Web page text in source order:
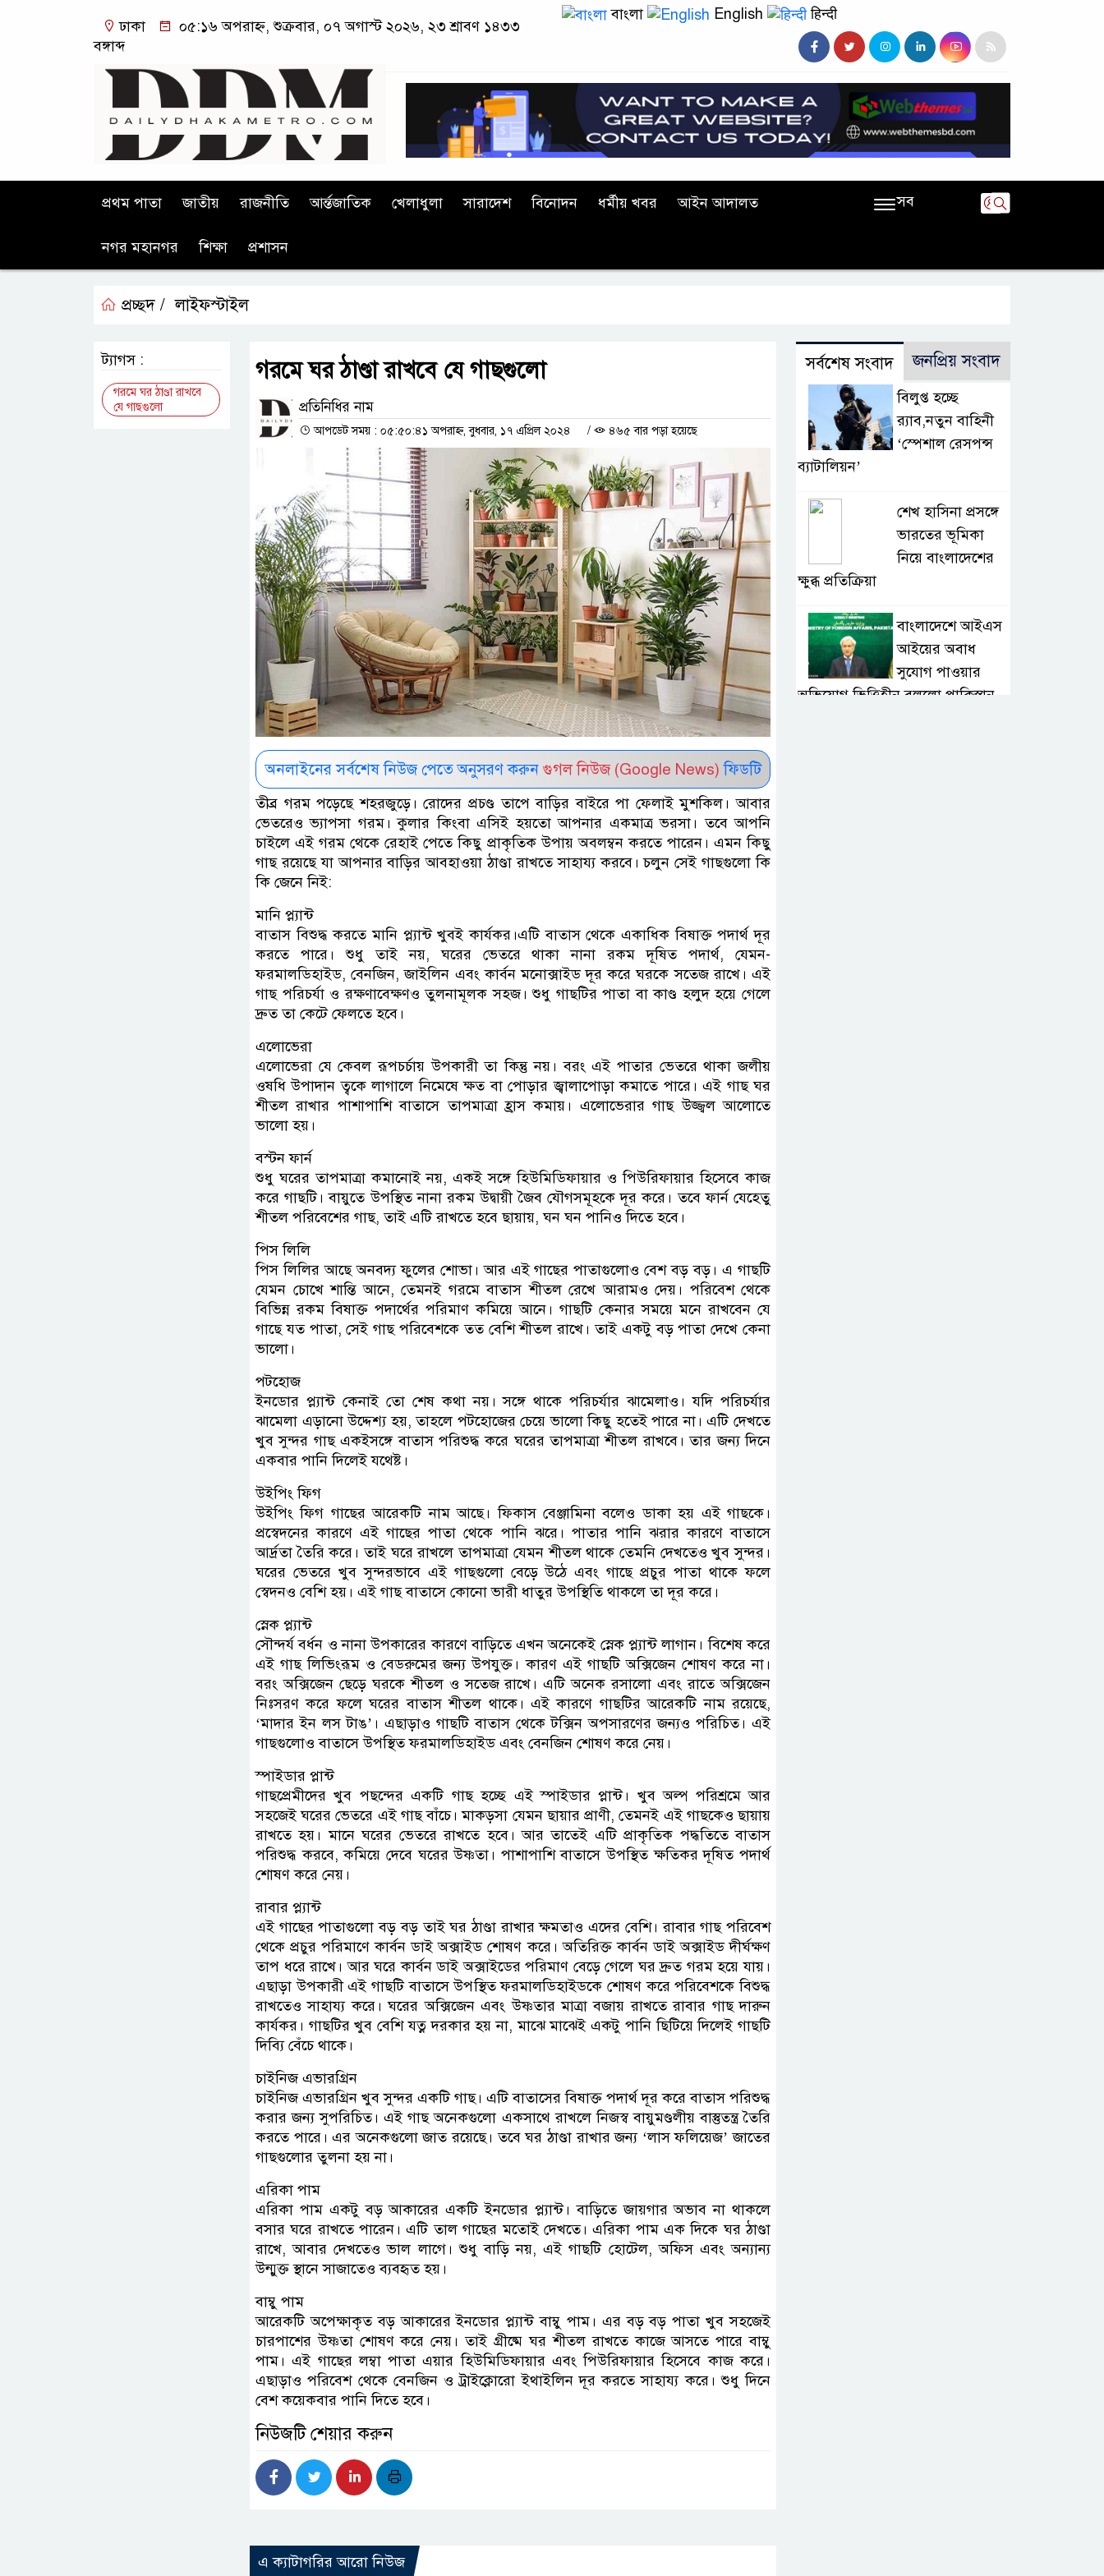
ঢাকা
০৫:১৬ অপরাহ্ন, শুক্রবার, ০৭ অগাস্ট ২০২৬, ২৩ শ্রাবণ ১৪৩৩
বঙ্গাব্দ
বাংলা English हिन्दी
প্রথম পাতা জাতীয় রাজনীতি আর্ন্তজাতিক খেলাধুলা সারাদেশ বিনোদন ধর্মীয় খবর আইন আদালত
নগর মহানগর শিক্ষা প্রশাসন
সব
প্রচ্ছদ / লাইফস্টাইল
গরমে ঘর ঠাণ্ডা রাখবে যে গাছগুলো
প্রতিনিধির নাম
আপডেট সময় : ০৫:৫০:৪১ অপরাহ্ন, বুধবার, ১৭ এপ্রিল ২০২৪ / ৪৬৫ বার পড়া হয়েছে
অনলাইনের সর্বশেষ নিউজ পেতে অনুসরণ করুন গুগল নিউজ (Google News) ফিডটি
তীব্র গরম পড়েছে শহরজুড়ে। রোদের প্রচণ্ড তাপে বাড়ির বাইরে পা ফেলাই মুশকিল। আবার
ভেতরেও ভ্যাপসা গরম। কুলার কিংবা এসিই হয়তো আপনার একমাত্র ভরসা। তবে আপনি
চাইলে এই গরম থেকে রেহাই পেতে কিছু প্রাকৃতিক উপায় অবলম্বন করতে পারেন। এমন কিছু
গাছ রয়েছে যা আপনার বাড়ির আবহাওয়া ঠাণ্ডা রাখতে সাহায্য করবে। চলুন সেই গাছগুলো কি
কি জেনে নিই:
মানি প্ল্যান্ট
বাতাস বিশুদ্ধ করতে মানি প্ল্যান্ট খুবই কার্যকর।এটি বাতাস থেকে একাধিক বিষাক্ত পদার্থ দূর
করতে পারে। শুধু তাই নয়, ঘরের ভেতরে থাকা নানা রকম দূষিত পদার্থ, যেমন-
ফরমালডিহাইড, বেনজিন, জাইলিন এবং কার্বন মনোক্সাইড দূর করে ঘরকে সতেজ রাখে। এই
গাছ পরিচর্যা ও রক্ষণাবেক্ষণও তুলনামূলক সহজ। শুধু গাছটির পাতা বা কাণ্ড হলুদ হয়ে গেলে
দ্রুত তা কেটে ফেলতে হবে।
এলোভেরা
এলোভেরা যে কেবল রূপচর্চায় উপকারী তা কিন্তু নয়। বরং এই পাতার ভেতরে থাকা জলীয়
ওষধি উপাদান ত্বকে লাগালে নিমেষে ক্ষত বা পোড়ার জ্বালাপোড়া কমাতে পারে। এই গাছ ঘর
শীতল রাখার পাশাপাশি বাতাসে তাপমাত্রা হ্রাস কমায়। এলোভেরার গাছ উজ্জ্বল আলোতে
ভালো হয়।
বস্টন ফার্ন
শুধু ঘরের তাপমাত্রা কমানোই নয়, একই সঙ্গে হিউমিডিফায়ার ও পিউরিফায়ার হিসেবে কাজ
করে গাছটি। বায়ুতে উপস্থিত নানা রকম উদ্বায়ী জৈব যৌগসমূহকে দূর করে। তবে ফার্ন যেহেতু
শীতল পরিবেশের গাছ, তাই এটি রাখতে হবে ছায়ায়, ঘন ঘন পানিও দিতে হবে।
পিস লিলি
পিস লিলির আছে অনবদ্য ফুলের শোভা। আর এই গাছের পাতাগুলোও বেশ বড় বড়। এ গাছটি
যেমন চোখে শান্তি আনে, তেমনই গরমে বাতাস শীতল রেখে আরামও দেয়। পরিবেশ থেকে
বিভিন্ন রকম বিষাক্ত পদার্থের পরিমাণ কমিয়ে আনে। গাছটি কেনার সময়ে মনে রাখবেন যে
গাছে যত পাতা, সেই গাছ পরিবেশকে তত বেশি শীতল রাখে। তাই একটু বড় পাতা দেখে কেনা
ভালো।
পটহোজ
ইনডোর প্ল্যান্ট কেনাই তো শেষ কথা নয়। সঙ্গে থাকে পরিচর্যার ঝামেলাও। যদি পরিচর্যার
ঝামেলা এড়ানো উদ্দেশ্য হয়, তাহলে পটহোজের চেয়ে ভালো কিছু হতেই পারে না। এটি দেখতে
খুব সুন্দর গাছ একইসঙ্গে বাতাস পরিশুদ্ধ করে ঘরের তাপমাত্রা শীতল রাখবে। তার জন্য দিনে
একবার পানি দিলেই যথেষ্ট।
উইপিং ফিগ
উইপিং ফিগ গাছের আরেকটি নাম আছে। ফিকাস বেঞ্জামিনা বলেও ডাকা হয় এই গাছকে।
প্রস্বেদনের কারণে এই গাছের পাতা থেকে পানি ঝরে। পাতার পানি ঝরার কারণে বাতাসে
আর্দ্রতা তৈরি করে। তাই ঘরে রাখলে তাপমাত্রা যেমন শীতল থাকে তেমনি দেখতেও খুব সুন্দর।
ঘরের ভেতরে খুব সুন্দরভাবে এই গাছগুলো বেড়ে উঠে এবং গাছে প্রচুর পাতা থাকে ফলে
স্বেদনও বেশি হয়। এই গাছ বাতাসে কোনো ভারী ধাতুর উপস্থিতি থাকলে তা দূর করে।
স্নেক প্ল্যান্ট
সৌন্দর্য বর্ধন ও নানা উপকারের কারণে বাড়িতে এখন অনেকেই স্নেক প্ল্যান্ট লাগান। বিশেষ করে
এই গাছ লিভিংরূম ও বেডরুমের জন্য উপযুক্ত। কারণ এই গাছটি অক্সিজেন শোষণ করে না।
বরং অক্সিজেন ছেড়ে ঘরকে শীতল ও সতেজ রাখে। এটি অনেক রসালো এবং রাতে অক্সিজেন
নিঃসরণ করে ফলে ঘরের বাতাস শীতল থাকে। এই কারণে গাছটির আরেকটি নাম রয়েছে,
‘মাদার ইন লস টাঙ’। এছাড়াও গাছটি বাতাস থেকে টক্সিন অপসারণের জন্যও পরিচিত। এই
গাছগুলোও বাতাসে উপস্থিত ফরমালডিহাইড এবং বেনজিন শোষণ করে নেয়।
স্পাইডার প্লান্ট
গাছপ্রেমীদের খুব পছন্দের একটি গাছ হচ্ছে এই স্পাইডার প্লান্ট। খুব অল্প পরিশ্রমে আর
সহজেই ঘরের ভেতরে এই গাছ বাঁচে। মাকড়সা যেমন ছায়ার প্রাণী, তেমনই এই গাছকেও ছায়ায়
রাখতে হয়। মানে ঘরের ভেতরে রাখতে হবে। আর তাতেই এটি প্রাকৃতিক পদ্ধতিতে বাতাস
পরিশুদ্ধ করবে, কমিয়ে দেবে ঘরের উষ্ণতা। পাশাপাশি বাতাসে উপস্থিত ক্ষতিকর দূষিত পদার্থ
শোষণ করে নেয়।
রাবার প্ল্যান্ট
এই গাছের পাতাগুলো বড় বড় তাই ঘর ঠাণ্ডা রাখার ক্ষমতাও এদের বেশি। রাবার গাছ পরিবেশ
থেকে প্রচুর পরিমাণে কার্বন ডাই অক্সাইড শোষণ করে। অতিরিক্ত কার্বন ডাই অক্সাইড দীর্ঘক্ষণ
তাপ ধরে রাখে। আর ঘরে কার্বন ডাই অক্সাইডের পরিমাণ বেড়ে গেলে ঘর দ্রুত গরম হয়ে যায়।
এছাড়া উপকারী এই গাছটি বাতাসে উপস্থিত ফরমালডিহাইডকে শোষণ করে পরিবেশকে বিশুদ্ধ
রাখতেও সাহায্য করে। ঘরের অক্সিজেন এবং উষ্ণতার মাত্রা বজায় রাখতে রাবার গাছ দারুন
কার্যকর। গাছটির খুব বেশি যত্ন দরকার হয় না, মাঝে মাঝেই একটু পানি ছিটিয়ে দিলেই গাছটি
দিব্যি বেঁচে থাকে।
চাইনিজ এভারগ্রিন
চাইনিজ এভারগ্রিন খুব সুন্দর একটি গাছ। এটি বাতাসের বিষাক্ত পদার্থ দূর করে বাতাস পরিশুদ্ধ
করার জন্য সুপরিচিত। এই গাছ অনেকগুলো একসাথে রাখলে নিজস্ব বায়ুমণ্ডলীয় বাস্তুতন্ত্র তৈরি
করতে পারে। এর অনেকগুলো জাত রয়েছে। তবে ঘর ঠাণ্ডা রাখার জন্য ‘লাস ফলিয়েজ’ জাতের
গাছগুলোর তুলনা হয় না।
এরিকা পাম
এরিকা পাম একটু বড় আকারের একটি ইনডোর প্ল্যান্ট। বাড়িতে জায়গার অভাব না থাকলে
বসার ঘরে রাখতে পারেন। এটি তাল গাছের মতোই দেখতে। এরিকা পাম এক দিকে ঘর ঠাণ্ডা
রাখে, আবার দেখতেও ভাল লাগে। শুধু বাড়ি নয়, এই গাছটি হোটেল, অফিস এবং অন্যান্য
উন্মুক্ত স্থানে সাজাতেও ব্যবহৃত হয়।
বাম্বু পাম
আরেকটি অপেক্ষাকৃত বড় আকারের ইনডোর প্ল্যান্ট বাম্বু পাম। এর বড় বড় পাতা খুব সহজেই
চারপাশের উষ্ণতা শোষণ করে নেয়। তাই গ্রীষ্মে ঘর শীতল রাখতে কাজে আসতে পারে বাম্বু
পাম। এই গাছের লম্বা পাতা এয়ার হিউমিডিফায়ার এবং পিউরিফায়ার হিসেবে কাজ করে।
এছাড়াও পরিবেশ থেকে বেনজিন ও ট্রাইক্লোরো ইথাইলিন দূর করতে সাহায্য করে। শুধু দিনে
বেশ কয়েকবার পানি দিতে হবে।
নিউজটি শেয়ার করুন
এ ক্যাটাগরির আরো নিউজ
ট্যাগস :
গরমে ঘর ঠাণ্ডা রাখবে
যে গাছগুলো
সর্বশেষ সংবাদ জনপ্রিয় সংবাদ
বিলুপ্ত হচ্ছে
র‍্যাব,নতুন বাহিনী
‘স্পেশাল রেসপন্স
ব্যাটালিয়ন’
শেখ হাসিনা প্রসঙ্গে
ভারতের ভূমিকা
নিয়ে বাংলাদেশের
ক্ষুব্ধ প্রতিক্রিয়া
বাংলাদেশে আইএস
আইয়ের অবাধ
সুযোগ পাওয়ার
অভিযোগ ভিত্তিহীন বললো পাকিস্তান